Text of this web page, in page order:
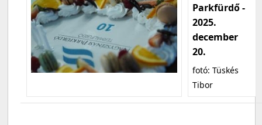
Parkfürdő -
2025.
december
20.
fotó: Tüskés
Tibor